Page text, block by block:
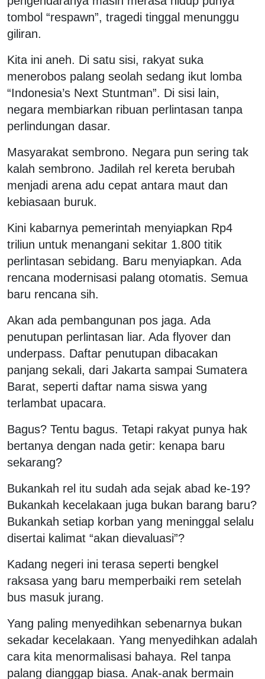
tombol “respawn”, tragedi tinggal menunggu
giliran.
Kita ini aneh. Di satu sisi, rakyat suka
menerobos palang seolah sedang ikut lomba
“Indonesia’s Next Stuntman”. Di sisi lain,
negara membiarkan ribuan perlintasan tanpa
perlindungan dasar.
Masyarakat sembrono. Negara pun sering tak
kalah sembrono. Jadilah rel kereta berubah
menjadi arena adu cepat antara maut dan
kebiasaan buruk.
Kini kabarnya pemerintah menyiapkan Rp4
triliun untuk menangani sekitar 1.800 titik
perlintasan sebidang. Baru menyiapkan. Ada
rencana modernisasi palang otomatis. Semua
baru rencana sih.
Akan ada pembangunan pos jaga. Ada
penutupan perlintasan liar. Ada flyover dan
underpass. Daftar penutupan dibacakan
panjang sekali, dari Jakarta sampai Sumatera
Barat, seperti daftar nama siswa yang
terlambat upacara.
Bagus? Tentu bagus. Tetapi rakyat punya hak
bertanya dengan nada getir: kenapa baru
sekarang?
Bukankah rel itu sudah ada sejak abad ke-19?
Bukankah kecelakaan juga bukan barang baru?
Bukankah setiap korban yang meninggal selalu
disertai kalimat “akan dievaluasi”?
Kadang negeri ini terasa seperti bengkel
raksasa yang baru memperbaiki rem setelah
bus masuk jurang.
Yang paling menyedihkan sebenarnya bukan
sekadar kecelakaan. Yang menyedihkan adalah
cara kita menormalisasi bahaya. Rel tanpa
palang dianggap biasa. Anak-anak bermain